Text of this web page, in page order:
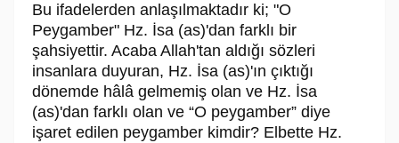
Bu ifadelerden anlaşılmaktadır ki; "O
Peygamber" Hz. İsa (as)'dan farklı bir
şahsiyettir. Acaba Allah'tan aldığı sözleri
insanlara duyuran, Hz. İsa (as)'ın çıktığı
dönemde hâlâ gelmemiş olan ve Hz. İsa
(as)'dan farklı olan ve “O peygamber” diye
işaret edilen peygamber kimdir? Elbette Hz.